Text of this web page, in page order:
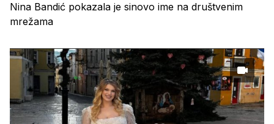
Nina Bandić pokazala je sinovo ime na društvenim
mrežama